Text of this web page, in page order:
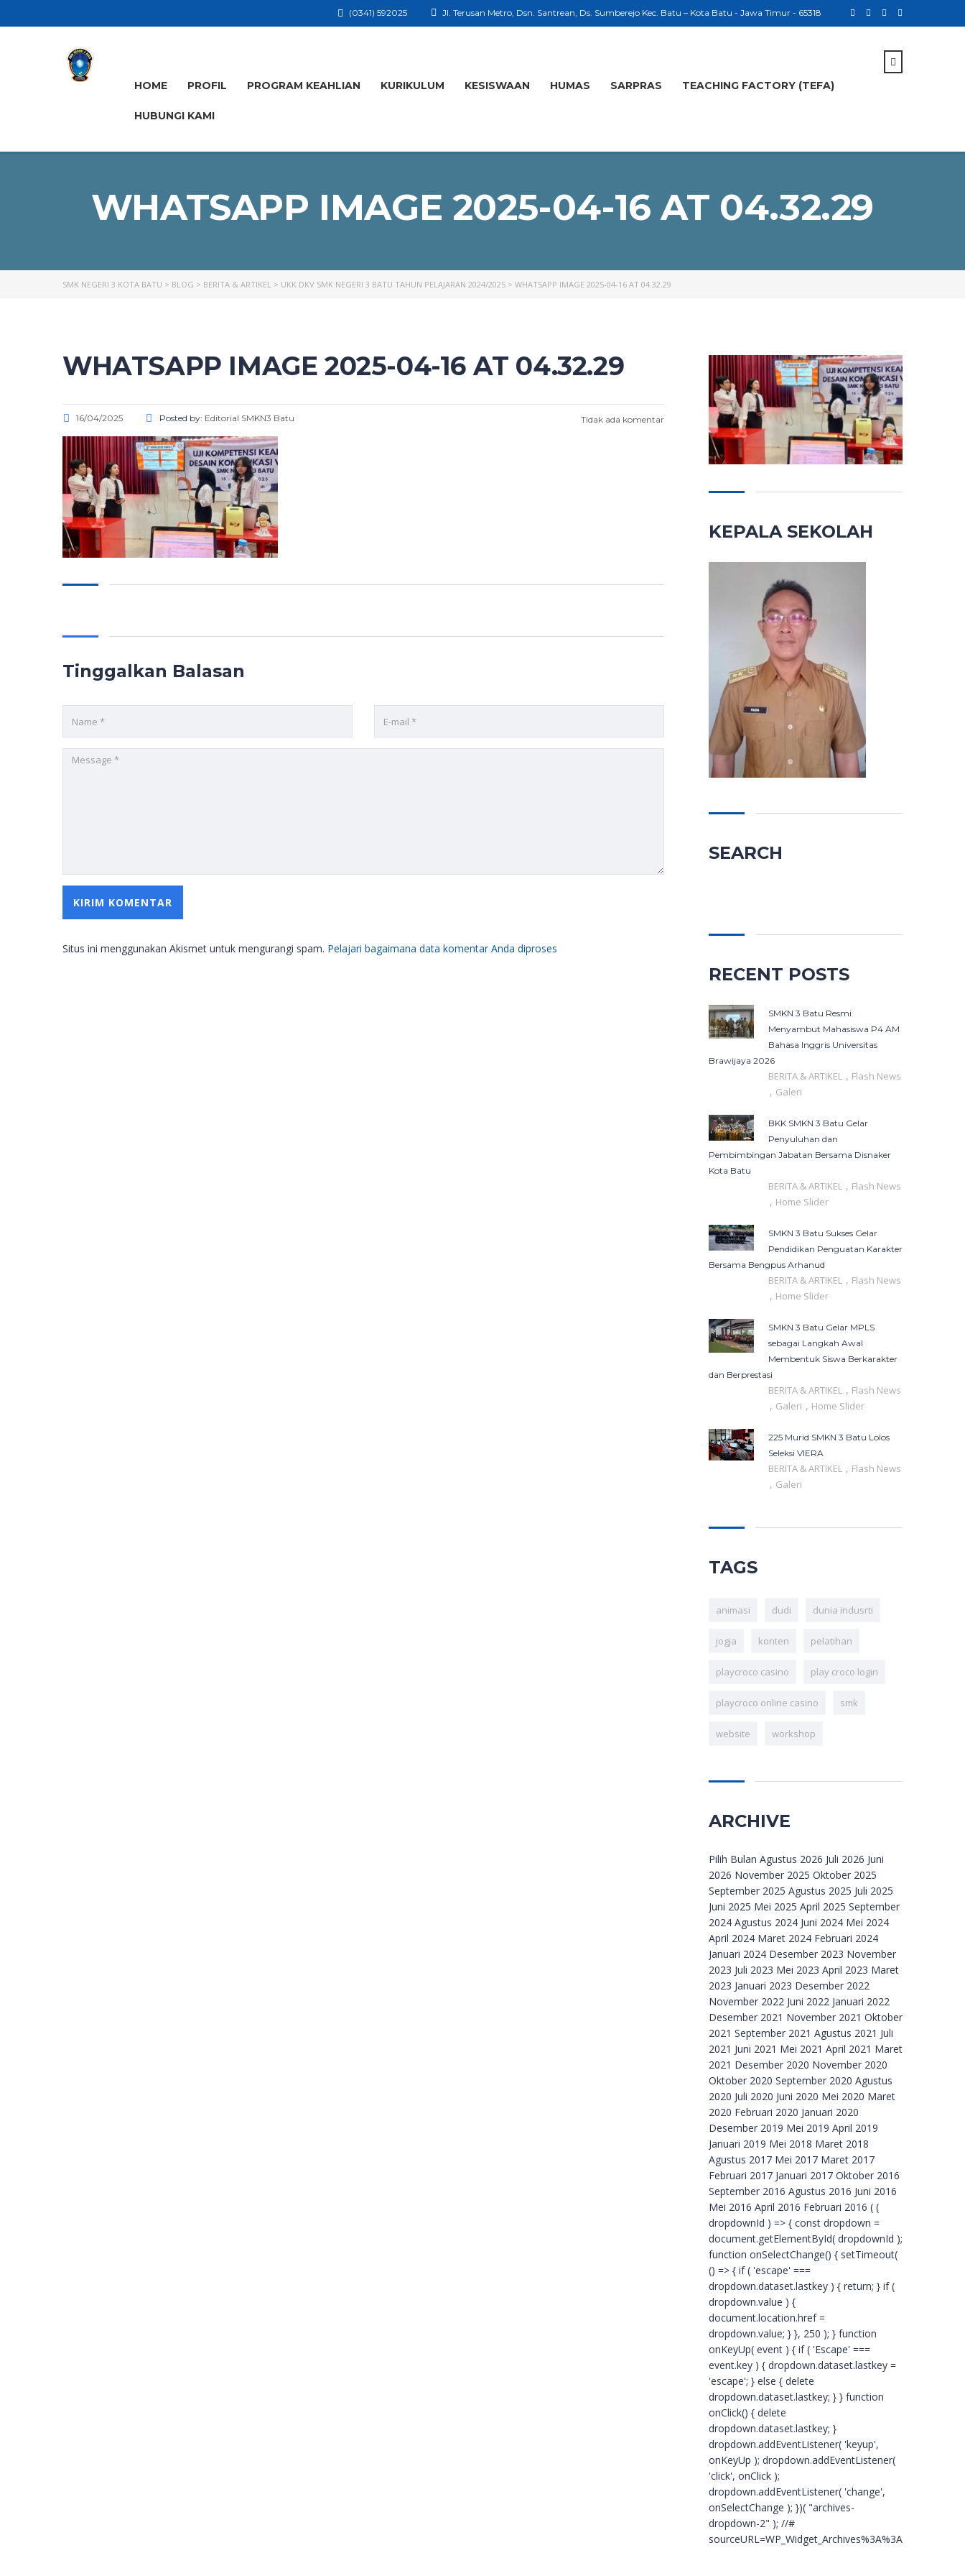
Jl. Terusan Metro, Dsn. Santrean, Ds. Sumberejo Kec. Batu – Kota Batu - Jawa Timur - 65318
(0341) 592025
HOME PROFIL PROGRAM KEAHLIAN KURIKULUM KESISWAAN HUMAS SARPRAS TEACHING FACTORY (TEFA)
HUBUNGI KAMI
WHATSAPP IMAGE 2025-04-16 AT 04.32.29
SMK NEGERI 3 KOTA BATU > BLOG > BERITA & ARTIKEL > UKK DKV SMK NEGERI 3 BATU TAHUN PELAJARAN 2024/2025 > WHATSAPP IMAGE 2025-04-16 AT 04.32.29
WHATSAPP IMAGE 2025-04-16 AT 04.32.29
16/04/2025 Posted by: Editorial SMKN3 Batu Tidak ada komentar
Tinggalkan Balasan
Situs ini menggunakan Akismet untuk mengurangi spam. Pelajari bagaimana data komentar Anda diproses
KEPALA SEKOLAH
SEARCH
RECENT POSTS
SMKN 3 Batu Resmi
Menyambut Mahasiswa P4 AM
Bahasa Inggris Universitas
Brawijaya 2026
BERITA & ARTIKEL , Flash News
, Galeri
BKK SMKN 3 Batu Gelar
Penyuluhan dan
Pembimbingan Jabatan Bersama Disnaker
Kota Batu
BERITA & ARTIKEL , Flash News
, Home Slider
SMKN 3 Batu Sukses Gelar
Pendidikan Penguatan Karakter
Bersama Bengpus Arhanud
BERITA & ARTIKEL , Flash News
, Home Slider
SMKN 3 Batu Gelar MPLS
sebagai Langkah Awal
Membentuk Siswa Berkarakter
dan Berprestasi
BERITA & ARTIKEL , Flash News
, Galeri , Home Slider
225 Murid SMKN 3 Batu Lolos
Seleksi VIERA
BERITA & ARTIKEL , Flash News
, Galeri
TAGS
animasi dudi dunia indusrti
jogja konten pelatihan
playcroco casino play croco login
playcroco online casino smk
website workshop
ARCHIVE
Archive
Pilih Bulan Agustus 2026 Juli 2026 Juni
2026 November 2025 Oktober 2025
September 2025 Agustus 2025 Juli 2025
Juni 2025 Mei 2025 April 2025 September
2024 Agustus 2024 Juni 2024 Mei 2024
April 2024 Maret 2024 Februari 2024
Januari 2024 Desember 2023 November
2023 Juli 2023 Mei 2023 April 2023 Maret
2023 Januari 2023 Desember 2022
November 2022 Juni 2022 Januari 2022
Desember 2021 November 2021 Oktober
2021 September 2021 Agustus 2021 Juli
2021 Juni 2021 Mei 2021 April 2021 Maret
2021 Desember 2020 November 2020
Oktober 2020 September 2020 Agustus
2020 Juli 2020 Juni 2020 Mei 2020 Maret
2020 Februari 2020 Januari 2020
Desember 2019 Mei 2019 April 2019
Januari 2019 Mei 2018 Maret 2018
Agustus 2017 Mei 2017 Maret 2017
Februari 2017 Januari 2017 Oktober 2016
September 2016 Agustus 2016 Juni 2016
Mei 2016 April 2016 Februari 2016 ( (
dropdownId ) => { const dropdown =
document.getElementById( dropdownId );
function onSelectChange() { setTimeout(
() => { if ( 'escape' ===
dropdown.dataset.lastkey ) { return; } if (
dropdown.value ) {
document.location.href =
dropdown.value; } }, 250 ); } function
onKeyUp( event ) { if ( 'Escape' ===
event.key ) { dropdown.dataset.lastkey =
'escape'; } else { delete
dropdown.dataset.lastkey; } } function
onClick() { delete
dropdown.dataset.lastkey; }
dropdown.addEventListener( 'keyup',
onKeyUp ); dropdown.addEventListener(
'click', onClick );
dropdown.addEventListener( 'change',
onSelectChange ); })( "archives-
dropdown-2" ); //#
sourceURL=WP_Widget_Archives%3A%3Awidget